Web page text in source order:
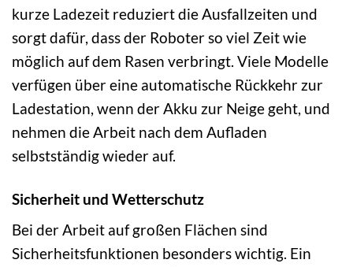
kurze Ladezeit reduziert die Ausfallzeiten und
sorgt dafür, dass der Roboter so viel Zeit wie
möglich auf dem Rasen verbringt. Viele Modelle
verfügen über eine automatische Rückkehr zur
Ladestation, wenn der Akku zur Neige geht, und
nehmen die Arbeit nach dem Aufladen
selbstständig wieder auf.
Sicherheit und Wetterschutz
Bei der Arbeit auf großen Flächen sind
Sicherheitsfunktionen besonders wichtig. Ein